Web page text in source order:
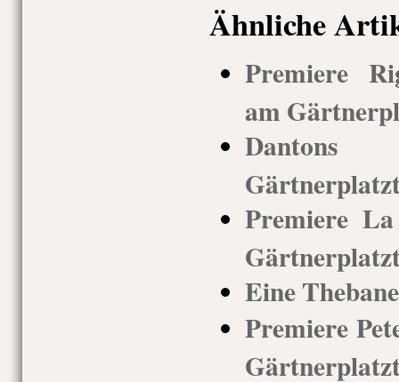
Ähnliche
Premiere
am
Dantons
Premiere La
Eine
Premiere